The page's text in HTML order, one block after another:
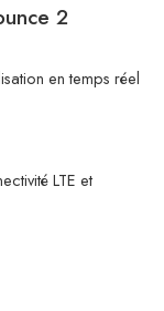
2
en temps réel
LTE et